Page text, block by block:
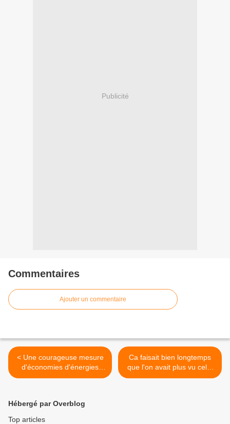
Publicité
Commentaires
Ajouter un commentaire
< Une courageuse mesure
d'économies d'énergies
mise en place en 1977
Ca faisait bien longtemps
que l'on avait plus vu cela!
>
Hébergé par Overblog
Top articles